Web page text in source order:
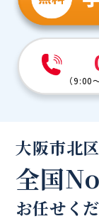
（9:00
大阪市北
全国
お任せく